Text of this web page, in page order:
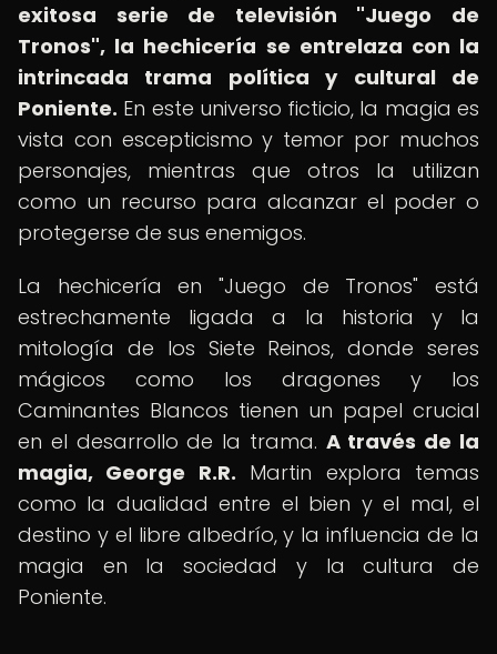
exitosa serie de televisión "Juego de
Tronos", la hechicería se entrelaza con la
intrincada trama política y cultural de
Poniente. En este universo ficticio, la magia es
vista con escepticismo y temor por muchos
personajes, mientras que otros la utilizan
como un recurso para alcanzar el poder o
protegerse de sus enemigos.
La hechicería en "Juego de Tronos" está
estrechamente ligada a la historia y la
mitología de los Siete Reinos, donde seres
mágicos como los dragones y los
Caminantes Blancos tienen un papel crucial
en el desarrollo de la trama. A través de la
magia, George R.R. Martin explora temas
como la dualidad entre el bien y el mal, el
destino y el libre albedrío, y la influencia de la
magia en la sociedad y la cultura de
Poniente.